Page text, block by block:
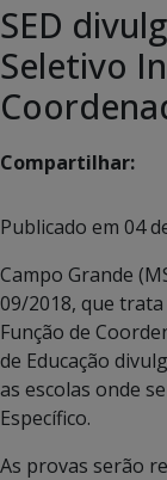
SED
Seletivo
Compartilhar:
Publicado em 04
Campo Grande
09/2018, que
Função de
de Educação
as escolas onde
Específico.
As provas serão